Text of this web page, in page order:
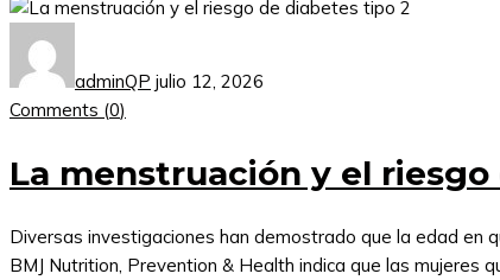
adminQP julio 12, 2026
Comments (0)
La menstruación y el
Diversas investigaciones han demostrado que la edad en
BMJ Nutrition, Prevention & Health indica que las